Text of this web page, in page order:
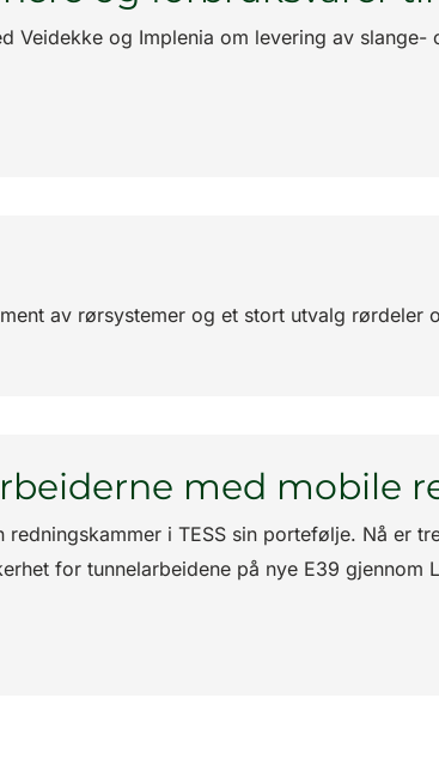
Veidekke og Implenia om levering av slange-
av rørsystemer og et stort utvalg rørdeler
med mobile
redningskammer i TESS sin portefølje. Nå er
for tunnelarbeidene på nye E39 gjennom